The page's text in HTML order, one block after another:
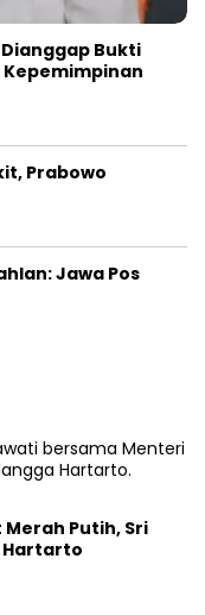
Bukti
Prabowo
Jawa Pos
Putih, Sri
Hartarto